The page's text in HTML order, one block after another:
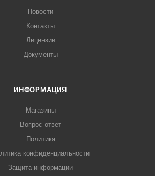
Новости
Контакты
Лицензии
Документы
ИНФОРМАЦИЯ
Магазины
Вопрос-ответ
Политика
конфиденциальности
Защита информации